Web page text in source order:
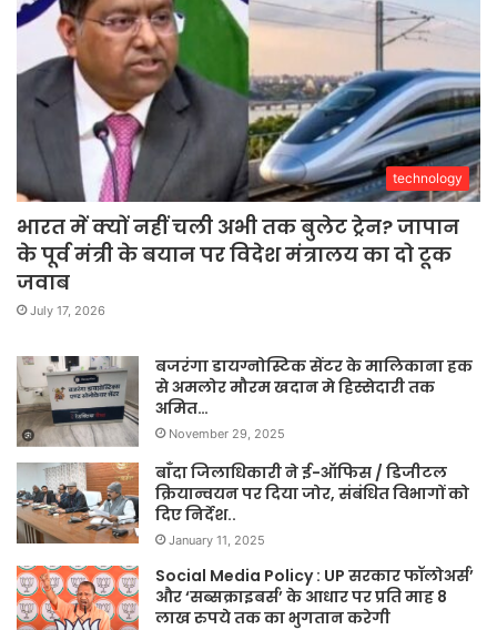
technology
भारत में क्यों नहीं चली अभी तक बुलेट ट्रेन? जापान
के पूर्व मंत्री के बयान पर विदेश मंत्रालय का दो टूक
जवाब
July 17, 2026
बजरंगा डायग्नोस्टिक सेंटर के मालिकाना हक
से अमलोर मौरम खदान मे हिस्सेदारी तक
अमित…
November 29, 2025
बाँदा जिलाधिकारी ने ई-ऑफिस / डिजीटल
क्रियान्वयन पर दिया जोर, संबंधित विभागों को
दिए निर्देश..
January 11, 2025
Social Media Policy : UP सरकार फॉलोअर्स’
और ‘सब्सक्राइबर्स’ के आधार पर प्रति माह 8
लाख रुपये तक का भुगतान करेगी